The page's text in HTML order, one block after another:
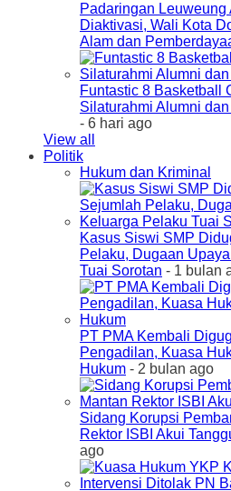
Padaringan
Diaktivasi, Wali Kota
Alam dan
Funtastic 8 Basketball
Silaturahmi Alumni
- 6 hari ago
View all
Politik
Hukum dan Kriminal
Kasus Siswi SMP
Pelaku, Dugaan
Tuai Sorotan - 1 bulan
PT PMA Kembali
Pengadilan, Kuasa
Hukum - 2 bulan ago
Sidang Korupsi
Rektor ISBI Akui
ago